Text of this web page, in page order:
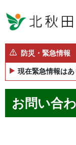
防災・緊急情報
現在緊急情報はあ
お問い合